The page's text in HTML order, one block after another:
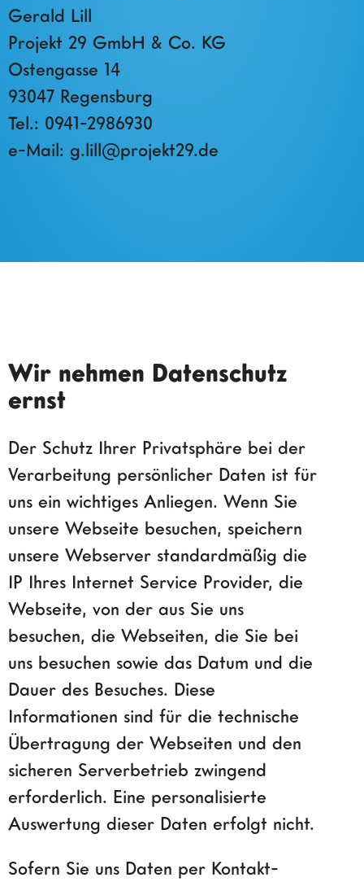
Gerald Lill
Projekt 29 GmbH & Co. KG
Ostengasse 14
93047 Regensburg
Tel.: 0941-2986930
e-Mail: g.lill@projekt29.de
Wir nehmen Datenschutz
ernst
Der Schutz Ihrer Privatsphäre bei der
Verarbeitung persönlicher Daten ist für
uns ein wichtiges Anliegen. Wenn Sie
unsere Webseite besuchen, speichern
unsere Webserver standardmäßig die
IP Ihres Internet Service Provider, die
Webseite, von der aus Sie uns
besuchen, die Webseiten, die Sie bei
uns besuchen sowie das Datum und die
Dauer des Besuches. Diese
Informationen sind für die technische
Übertragung der Webseiten und den
sicheren Serverbetrieb zwingend
erforderlich. Eine personalisierte
Auswertung dieser Daten erfolgt nicht.
Sofern Sie uns Daten per Kontakt-